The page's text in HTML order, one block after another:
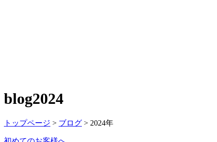
blog2024
トップページ > ブログ > 2024年